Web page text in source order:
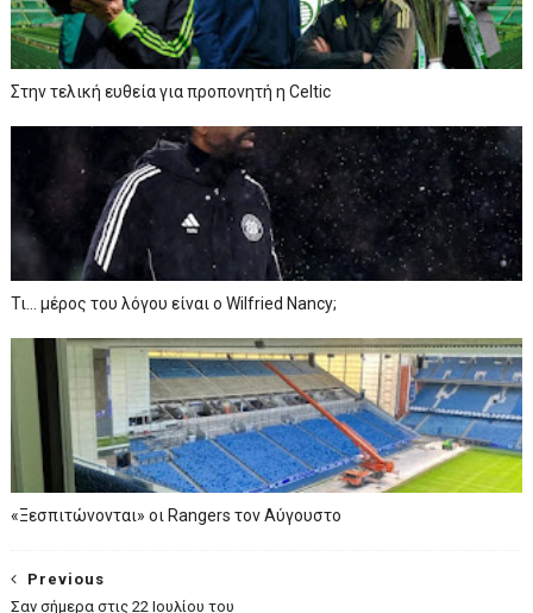
Στην τελική ευθεία για προπονητή η Celtic
Τι… μέρος του λόγου είναι ο Wilfried Nancy;
«Ξεσπιτώνονται» οι Rangers τον Αύγουστο
Previous
Σαν σήμερα στις 22 Ιουλίου του